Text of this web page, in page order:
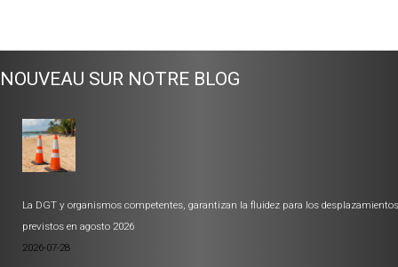
NOUVEAU SUR NOTRE BLOG
La DGT y organismos competentes, garantizan la fluidez para los desplazamientos
previstos en agosto 2026
2026-07-28